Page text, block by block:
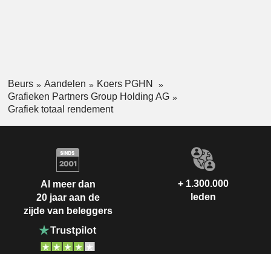
Beurs Aandelen
Koers PGHN
Grafieken Partners Group Holding AG
Grafiek totaal rendement
Al meer dan
20 jaar aan de
zijde van beleggers
+ 1.300.000
leden